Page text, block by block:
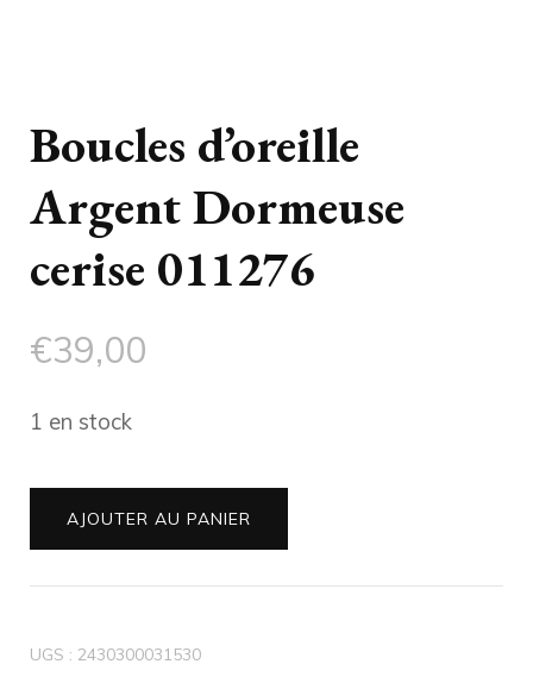
Boucles d’oreille
Argent Dormeuse
cerise 011276
€39,00
1 en stock
quantité
Boucles
Argent
AJOUTER AU PANIER
UGS : 2430300031530